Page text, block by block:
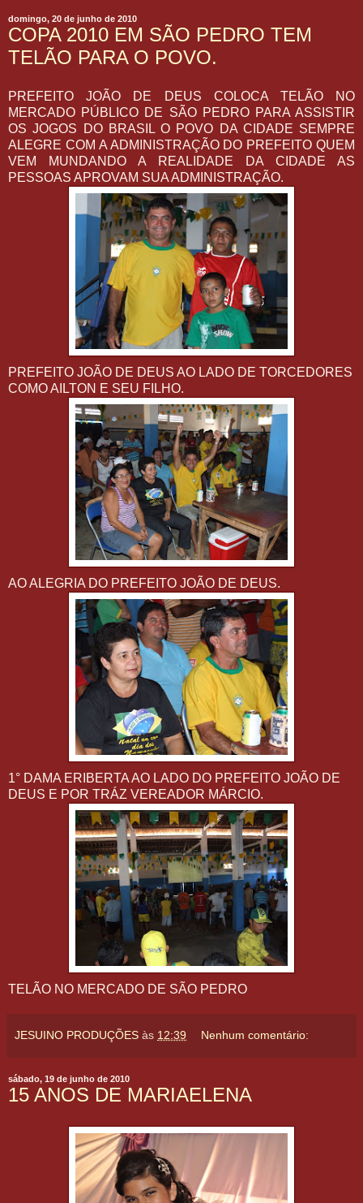
domingo, 20 de junho de 2010
COPA 2010 EM SÃO PEDRO TEM
TELÃO PARA O POVO.
PREFEITO JOÃO DE DEUS COLOCA TELÃO NO
MERCADO PÚBLICO DE SÃO PEDRO PARA ASSISTIR
OS JOGOS DO BRASIL O POVO DA CIDADE SEMPRE
ALEGRE COM A ADMINISTRAÇÃO DO PREFEITO QUEM
VEM MUNDANDO A REALIDADE DA CIDADE AS
PESSOAS APROVAM SUA ADMINISTRAÇÃO.
PREFEITO JOÃO DE DEUS AO LADO DE TORCEDORES
COMO AILTON E SEU FILHO.
AO ALEGRIA DO PREFEITO JOÃO DE DEUS.
1° DAMA ERIBERTA AO LADO DO PREFEITO JOÃO DE
DEUS E POR TRÁZ VEREADOR MÁRCIO.
TELÃO NO MERCADO DE SÃO PEDRO
JESUINO PRODUÇÕES às 12:39 Nenhum comentário:
sábado, 19 de junho de 2010
15 ANOS DE MARIAELENA